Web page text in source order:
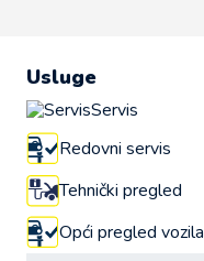
Usluge
Servis
Redovni servis
Tehnički pregled
Opći pregled vozila